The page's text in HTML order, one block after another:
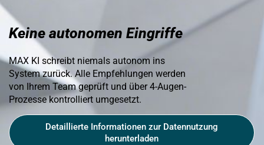
Keine autonomen Eingriffe
MAX KI schreibt niemals autonom ins
System zurück. Alle Empfehlungen werden
von Ihrem Team geprüft und über 4-Augen-
Prozesse kontrolliert umgesetzt.
Detaillierte Informationen zur Datennutzung
herunterladen